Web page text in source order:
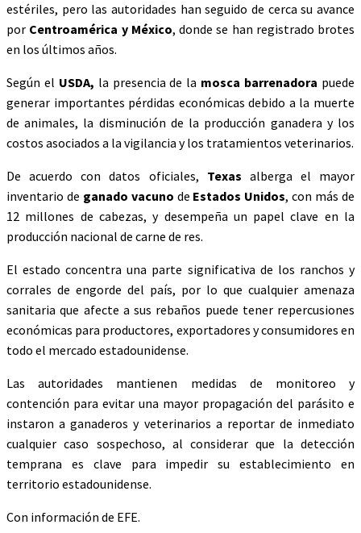
estériles, pero las autoridades han seguido de cerca su avance
por Centroamérica y México, donde se han registrado brotes
en los últimos años.
Según el USDA, la presencia de la mosca barrenadora puede
generar importantes pérdidas económicas debido a la muerte
de animales, la disminución de la producción ganadera y los
costos asociados a la vigilancia y los tratamientos veterinarios.
De acuerdo con datos oficiales, Texas alberga el mayor
inventario de ganado vacuno de Estados Unidos, con más de
12 millones de cabezas, y desempeña un papel clave en la
producción nacional de carne de res.
El estado concentra una parte significativa de los ranchos y
corrales de engorde del país, por lo que cualquier amenaza
sanitaria que afecte a sus rebaños puede tener repercusiones
económicas para productores, exportadores y consumidores en
todo el mercado estadounidense.
Las autoridades mantienen medidas de monitoreo y
contención para evitar una mayor propagación del parásito e
instaron a ganaderos y veterinarios a reportar de inmediato
cualquier caso sospechoso, al considerar que la detección
temprana es clave para impedir su establecimiento en
territorio estadounidense.
Con información de EFE.